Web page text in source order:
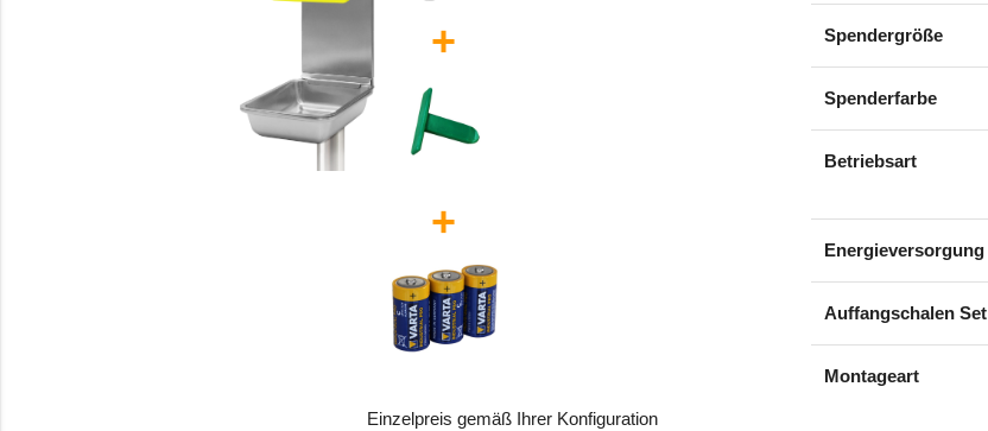
+
+
Einzelpreis gemäß Ihrer Konfiguration
Spendergröße
Spenderfarbe
Betriebsart
Energieversorgung
Auffangschalen Set
Montageart